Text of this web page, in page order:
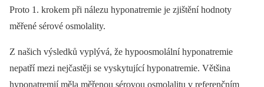
Proto 1. krokem při nálezu hyponatremie je zjištění hodnoty
měřené sérové osmolality.
Z našich výsledků vyplývá, že hypoosmolální hyponatremie
nepatří mezi nejčastěji se vyskytující hyponatremie. Většina
hyponatremií měla měřenou sérovou osmolalitu v referenčním